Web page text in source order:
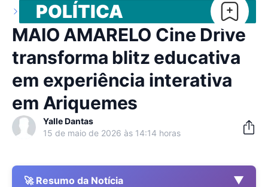
POLÍTICA
MAIO AMARELO Cine Drive
transforma blitz educativa
em experiência interativa
em Ariquemes
Yalle Dantas
15 de maio de 2026 às 14:14 horas
🚀 Resumo da Notícia ▼